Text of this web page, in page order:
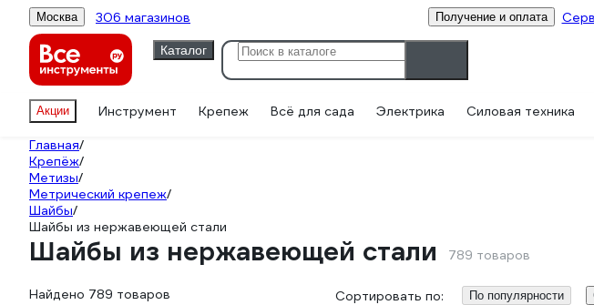
Москва 306 магазинов Получение и оплата
Каталог
Акции Инструмент Крепеж Всё для сада Электрика Силовая техника
Главная/
Крепёж/
Метизы/
Метрический крепеж/
Шайбы/
Шайбы из нержавеющей стали
Шайбы из нержавеющей стали 789 товаров
Найдено 789 товаров Сортировать по: По популярности